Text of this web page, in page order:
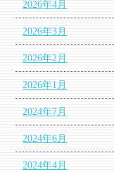
2026年4月
2026年3月
2026年2月
2026年1月
2024年7月
2024年6月
2024年4月